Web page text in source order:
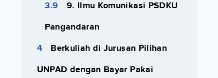
9. Ilmu Komunikasi PSDKU
Pangandaran
Berkuliah di Jurusan Pilihan
UNPAD dengan Bayar Pakai